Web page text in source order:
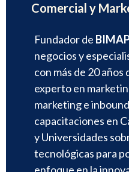
Comercial y
Fundador de
negocios y
con más de 20 años
experto en
marketing e
capacitaciones en
y Universidades
tecnológicas para